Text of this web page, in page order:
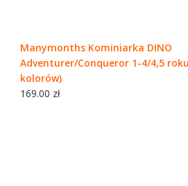
Manymonths Kominiarka DINO
Adventurer/Conqueror 1-4/4,5
kolorów)
169.00 zł